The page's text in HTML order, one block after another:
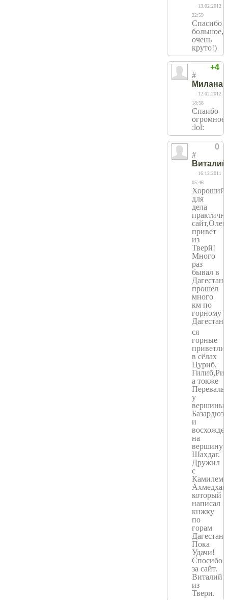
13.02.2012
22:59
Спасибо
большое,
очень
круто!)
+4
#
Милана
12.02.2012
18:58
Спаибо
огромное
:lol:
0
#
Виталий
16.12.2011
05:46
Хороший,
для
дела
привет
из
Тверй!
Много
раз
бывал в
прошел
много
км по
горному
ся
горные
в сёлах
Цуриб,
а токже
Перевалы
у
вершины
и
на
вершину
Шахдаг.
Дружил
с
Камилем
который
написал
кнжку
по
горам
Пока
Удачи!
Спосибо
за сайт.
Виталий
из
Твери.